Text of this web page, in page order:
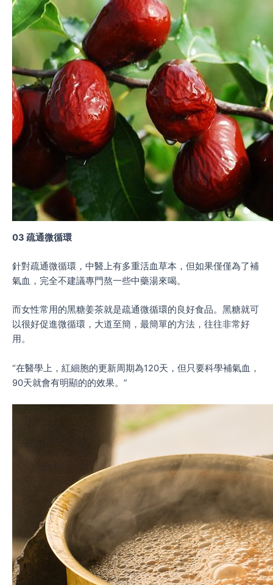
03 疏通微循環
針對疏通微循環，中醫上有多重活血草本，但如果僅僅為了補
氣血，完全不建議專門熬一些中藥湯來喝。
而女性常用的黑糖姜茶就是疏通微循環的良好食品。黑糖就可
以很好促進微循環，大道至簡，最簡單的方法，往往非常好
用。
“在醫學上，紅細胞的更新周期為120天，但只要科學補氣血，
90天就會有明顯的的效果。”